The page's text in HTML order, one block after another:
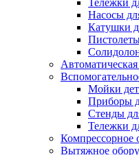
Тележки
Насосы
Катушки
Мойки
Приборы
Стенды
Тележки
Компрессорное
Вытяжное